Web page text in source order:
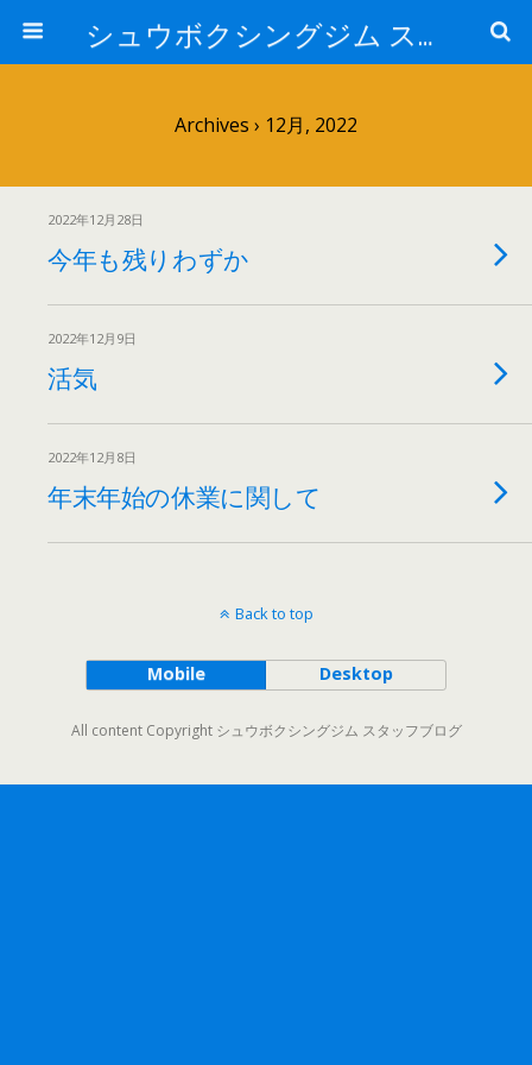
シュウボクシングジム スタッフブログ
Archives › 12月, 2022
2022年12月28日
今年も残りわずか
2022年12月9日
活気
2022年12月8日
年末年始の休業に関して
Back to top
Mobile Desktop
All content Copyright シュウボクシングジム スタッフブログ